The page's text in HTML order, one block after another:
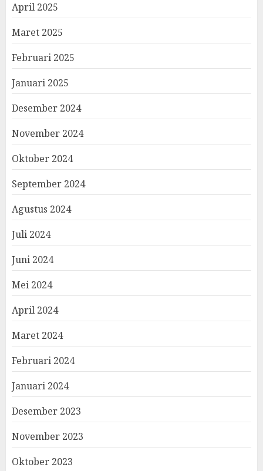
April 2025
Maret 2025
Februari 2025
Januari 2025
Desember 2024
November 2024
Oktober 2024
September 2024
Agustus 2024
Juli 2024
Juni 2024
Mei 2024
April 2024
Maret 2024
Februari 2024
Januari 2024
Desember 2023
November 2023
Oktober 2023